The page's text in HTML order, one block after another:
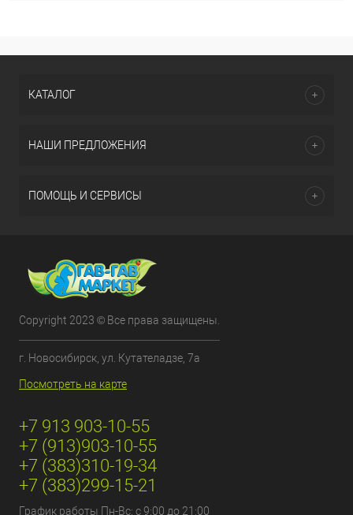
КАТАЛОГ
НАШИ ПРЕДЛОЖЕНИЯ
ПОМОЩЬ И СЕРВИСЫ
Copyright 2023 © Все права защищены.
г. Новосибирск, ул. Кутателадзе, 7а
Посмотреть на карте
+7 913 903-10-55
+7 (913)903-10-55
+7 (383)310-19-34
+7 (383)299-15-21
График работы Пн-Вс: с 9:00 до 21:00